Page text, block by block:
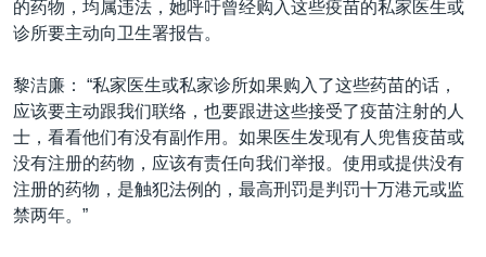
的药物，均属违法，她呼吁曾经购入这些疫苗的私家医生或
诊所要主动向卫生署报告。
黎洁廉： “私家医生或私家诊所如果购入了这些药苗的话，
应该要主动跟我们联络，也要跟进这些接受了疫苗注射的人
士，看看他们有没有副作用。如果医生发现有人兜售疫苗或
没有注册的药物，应该有责任向我们举报。使用或提供没有
注册的药物，是触犯法例的，最高刑罚是判罚十万港元或监
禁两年。”